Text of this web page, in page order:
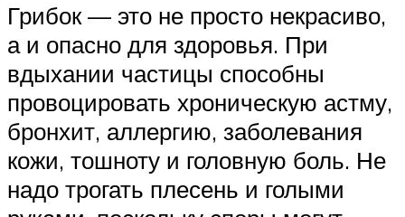
Грибок — это не просто некрасиво,
а и опасно для здоровья. При
вдыхании частицы способны
провоцировать хроническую астму,
бронхит, аллергию, заболевания
кожи, тошноту и головную боль. Не
надо трогать плесень и голыми